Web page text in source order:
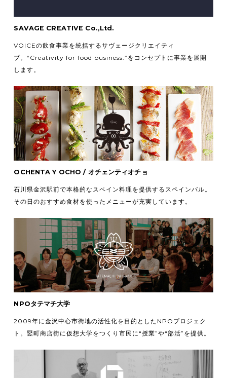
SAVAGE CREATIVE Co.,Ltd.
VOICEの飲食事業を統括するサヴェージクリエイティ
ブ。“Creativity for food business.”をコンセプトに事業を展開
します。
OCHENTA Y OCHO / オチェンティオチョ
石川県金沢駅前で本格的なスペイン料理を提供するスペインバル。
その日のおすすめ食材を使ったメニューが充実しています。
NPOタテマチ大学
2009年に金沢中心市街地の活性化を目的としたNPOプロジェク
ト。竪町商店街に仮想大学をつくり市民に“授業”や“部活”を提供。